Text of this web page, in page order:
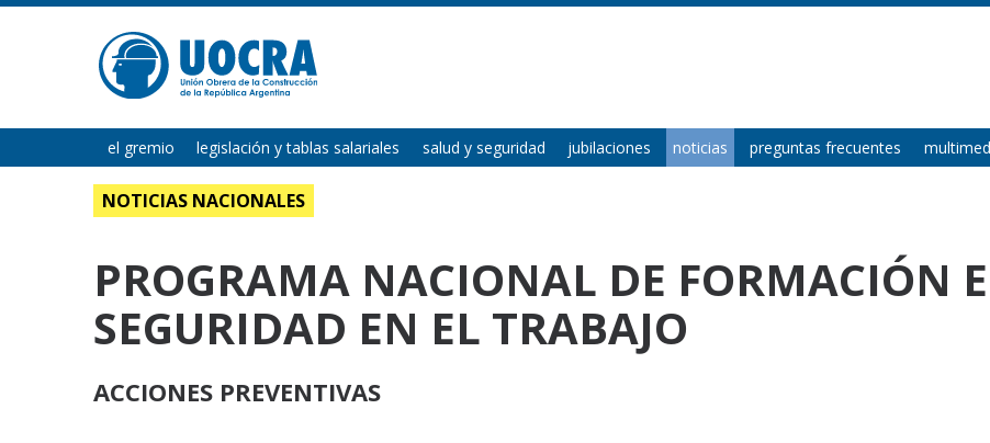
el gremio legislación y tablas salariales salud y seguridad jubilaciones noticias preguntas frecuentes
NOTICIAS NACIONALES
PROGRAMA NACIONAL DE FORMACIÓN
SEGURIDAD EN EL TRABAJO
ACCIONES PREVENTIVAS